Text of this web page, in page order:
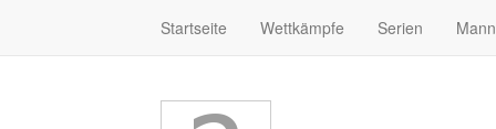
Startseite Wettkämpfe Serien